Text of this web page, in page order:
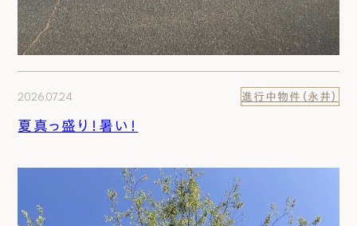
2026.07.24 進行中物件（永井）
夏真っ盛り！暑い！